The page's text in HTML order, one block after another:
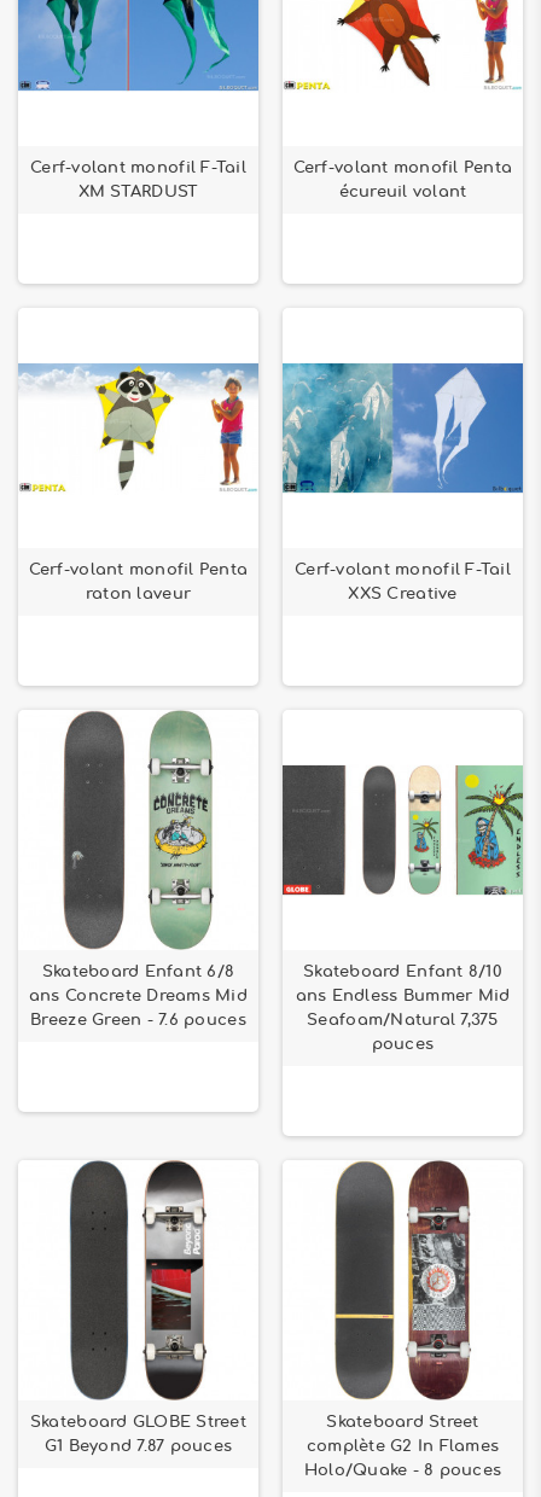
Cerf-volant monofil F-Tail
XM STARDUST
Cerf-volant monofil Penta
écureuil volant
Cerf-volant monofil Penta
raton laveur
Cerf-volant monofil F-Tail
XXS Creative
Skateboard Enfant 6/8
ans Concrete Dreams Mid
Breeze Green - 7.6 pouces
Skateboard Enfant 8/10
ans Endless Bummer Mid
Seafoam/Natural 7,375
pouces
Skateboard GLOBE Street
G1 Beyond 7.87 pouces
Skateboard Street
complète G2 In Flames
Holo/Quake - 8 pouces